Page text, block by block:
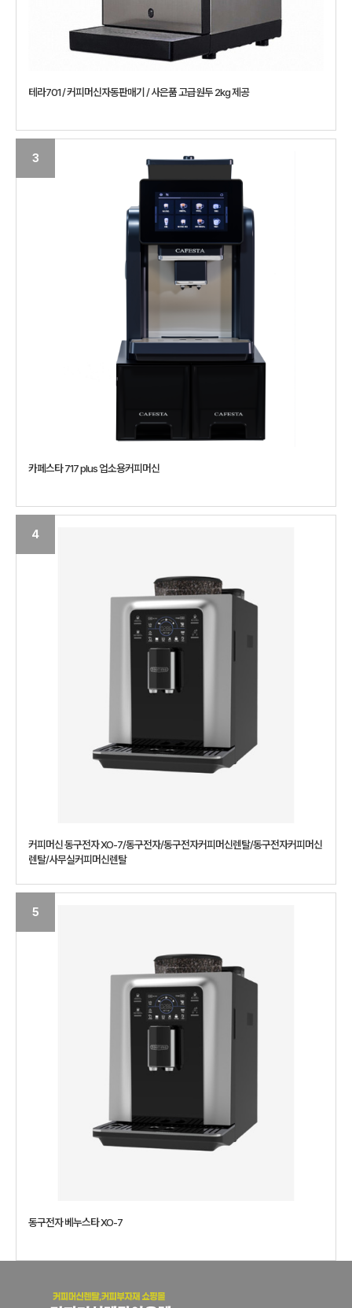
테라701 / 커피머신자동판매기 / 사은품 고급원두 2kg 제공
3
카페스타 717 plus 업소용커피머신
4
커피머신 동구전자 XO-7/동구전자/동구전자커피머신렌탈/동구전자커피머신
렌탈/사무실커피머신렌탈
5
동구전자 베누스타 XO-7